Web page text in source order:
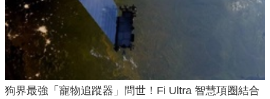
狗界最強「寵物追蹤器」問世！Fi Ultra 智慧項圈結合